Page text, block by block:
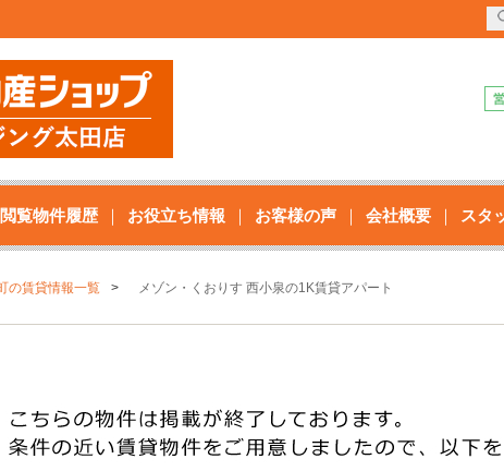
閲覧物件履歴 お役立ち情報 お客様の声 会社概要 スタ
の賃貸情報一覧 メゾン・くおりす 西小泉の1K賃貸アパート